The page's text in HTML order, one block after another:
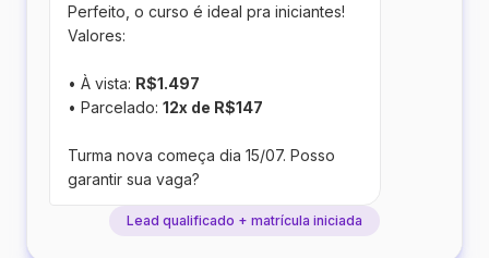
Perfeito, o curso é ideal pra iniciantes!
Valores:
• À vista: R$1.497
• Parcelado: 12x de R$147
Turma nova começa dia 15/07. Posso
garantir sua vaga?
Lead qualificado + matrícula iniciada